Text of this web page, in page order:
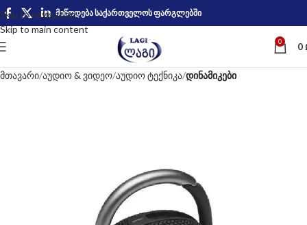
Skip to navigation
Skip to main content
მიწოდება საქართველოს ფარგლებში
0 0
მთავარი აუდიო & ვიდეო აუდიო ტექნიკა დინამიკები